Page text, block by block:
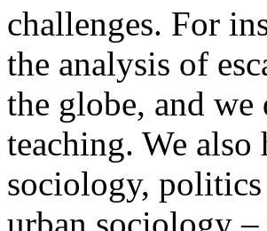
challenges. For
the analysis of
the globe, and we
teaching. We also
sociology,